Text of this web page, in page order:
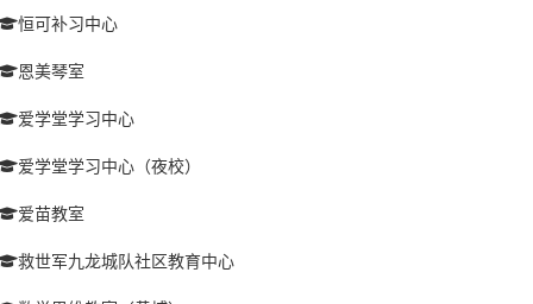
恒可补习中心
恩美琴室
爱学堂学习中心
爱学堂学习中心（夜校）
爱苗教室
救世军九龙城队社区教育中心